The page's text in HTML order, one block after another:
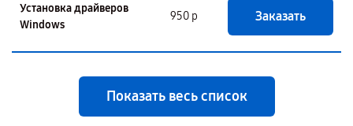
Установка драйверов
Windows
950 р Заказать
Показать весь список